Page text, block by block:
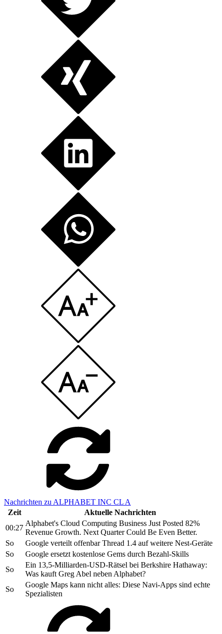
Nachrichten zu ALPHABET INC CL A
Zeit
Aktuelle Nachrichten
00:27
Alphabet's Cloud Computing Business Just Posted 82%
Revenue Growth. Next Quarter Could Be Even Better.
So
Google verteilt offenbar Thread 1.4 auf weitere Nest-Geräte
So
Google ersetzt kostenlose Gems durch Bezahl-Skills
So
Ein 13,5-Milliarden-USD-Rätsel bei Berkshire Hathaway:
Was kauft Greg Abel neben Alphabet?
So
Google Maps kann nicht alles: Diese Navi-Apps sind echte
Spezialisten